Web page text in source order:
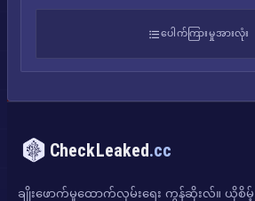
ပေါက်ကြားမှုအားလုံး
CheckLeaked.cc
ချိုးဖောက်မှုထောက်လှမ်းရေး ကွန်ဆိုးလ်။ ယိုစိမ့်